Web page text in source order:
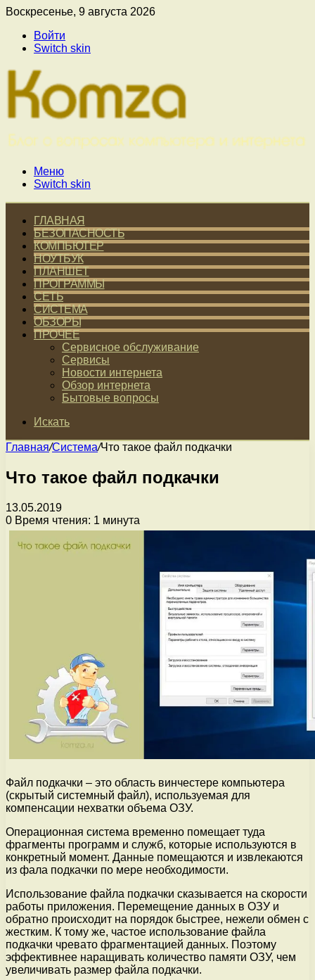
Воскресенье, 9 августа 2026
Войти
Switch skin
Меню
Switch skin
ГЛАВНАЯ
БЕЗОПАСНОСТЬ
КОМПЬЮТЕР
НОУТБУК
ПЛАНШЕТ
ПРОГРАММЫ
СЕТЬ
СИСТЕМА
ОБЗОРЫ
ПРОЧЕЕ
Сервисное обслуживание
Сервисы
Новости интернета
Обзор интернета
Бытовые вопросы
Искать
Главная/Система/Что такое файл подкачки
Что такое файл подкачки
13.05.2019
0 Время чтения: 1 минута
Файл подкачки – это область винчестере компьютера
(скрытый системный файл), используемая для
компенсации нехватки объема ОЗУ.
Операционная система временно помещает туда
фрагменты программ и служб, которые используются в
конкретный момент. Данные помещаются и извлекаются
из фала подкачки по мере необходимости.
Использование файла подкачки сказывается на скорости
работы приложения. Перемещение данных в ОЗУ и
обратно происходит на порядок быстрее, нежели обмен с
жестким. К тому же, частое использование файла
подкачки чревато фрагментацией данных. Поэтому
эффективнее наращивать количество памяти ОЗУ, чем
увеличивать размер файла подкачки.